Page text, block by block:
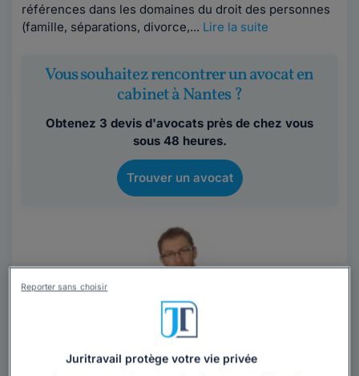
références dans les domaines du droit des personnes
(famille, séparations, divorce,... Lire la suite
Vous souhaitez rencontrer un avocat en
cabinet à Nantes ?
Obtenez 3 devis d'avocats près de chez vous
sous 48 heures.
Trouver un avocat
Maître Julien MONNIER
Avocat au barreau de Nantes
Juritravail protège votre vie privée
Reporter sans choisir